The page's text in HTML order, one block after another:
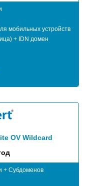
мобильных устройств
+ IDN домен
OV Wildcard
+ Субдоменов